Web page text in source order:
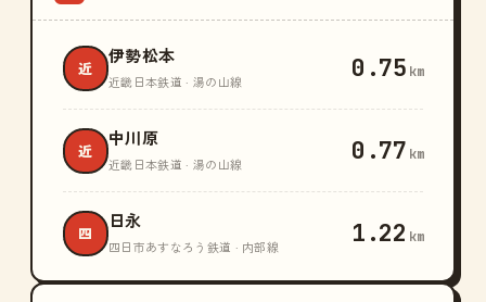
近
伊勢松本
近畿日本鉄道 · 湯の山線 0.75 km
近
中川原
近畿日本鉄道 · 湯の山線 0.77 km
四
日永
四日市あすなろう鉄道 · 内部線 1.22 km